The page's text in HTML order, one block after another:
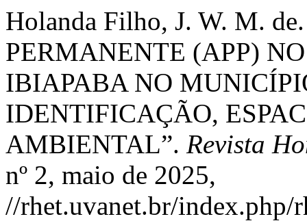
Holanda Filho, J. W. M.
PERMANENTE (APP)
IBIAPABA NO
IDENTIFICAÇÃO,
AMBIENTAL”. Revista
nº 2, maio de 2025,
//rhet.uvanet.br/index.php/